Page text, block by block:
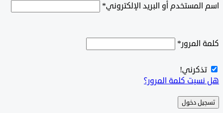
أو البريد الإلكتروني*
*
كلمة المرور؟
دخول